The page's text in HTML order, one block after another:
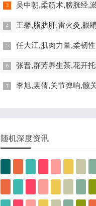
吴中朝,柔筋术,膀胱经,淤堵
王馨,脂肪肝,雷火灸,眼
任大江,肌肉力量,柔韧
张晋,群芳养生茶,花开托举
李旭,裴倩,关节弹响,髋关节撞
随机深度资讯